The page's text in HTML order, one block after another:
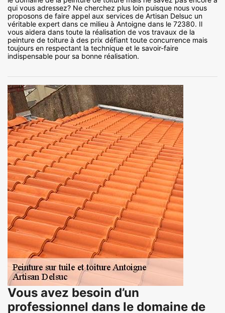
qui vous adressez? Ne cherchez plus loin puisque nous vous
proposons de faire appel aux services de Artisan Delsuc un
véritable expert dans ce milieu à Antoigne dans le 72380. Il
vous aidera dans toute la réalisation de vos travaux de la
peinture de toiture à des prix défiant toute concurrence mais
toujours en respectant la technique et le savoir-faire
indispensable pour sa bonne réalisation.
Vous avez besoin d’un
professionnel dans le domaine de